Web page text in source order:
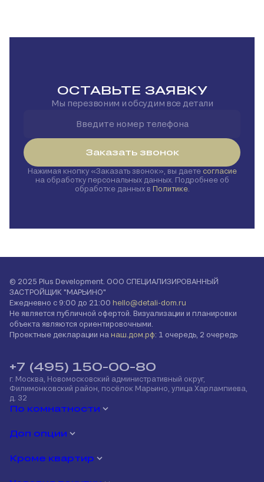
ОСТАВЬТЕ ЗАЯВКУ
Мы перезвоним и обсудим все детали
Заказать звонок
Нажимая кнопку Заказать звонок , вы даете согласие
на обработку персональных данных. Подробнее об
обработке данных в Политике.
© 2025 Plus Development. ООО СПЕЦИАЛИЗИРОВАННЫЙ
ЗАСТРОЙЩИК "МАРЬИНО"
Ежедневно с 9:00 до 21:00 hello@detali-dom.ru
Не является публичной офертой. Визуализации и планировки
объекта являются ориентировочными.
Проектные декларации на наш.дом.рф: 1 очередь, 2 очередь
По комнатности
Доп опции
Кроме квартир
+7 (495) 150-00-80
г. Москва, Новомосковский административный округ,
Филимонковский район, посёлок Марьино, улица Харлампиева,
д. 32